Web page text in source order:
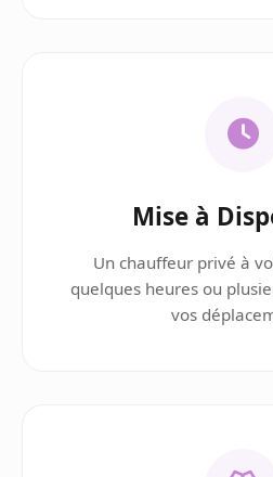
Mise à
Un chauffeur privé à
quelques heures ou
vos